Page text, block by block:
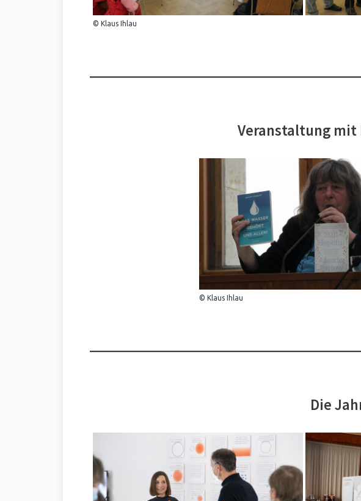
© Klaus Ihlau
Veranstaltung mit
© Klaus Ihlau
Die